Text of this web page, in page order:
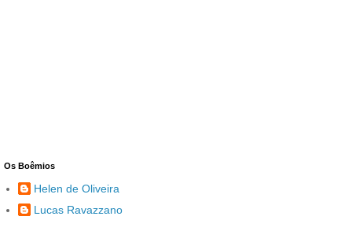
Os Boêmios
Helen de Oliveira
Lucas Ravazzano